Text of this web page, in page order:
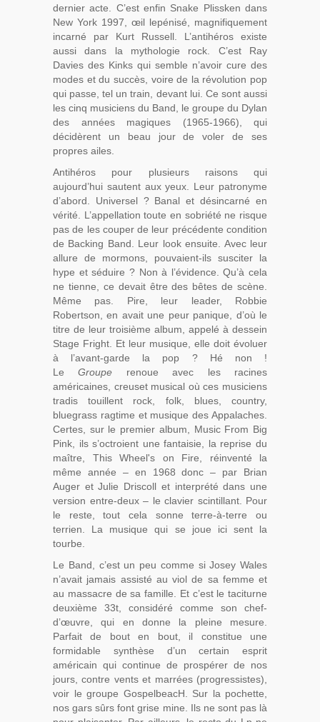
dernier acte. C’est enfin Snake Plissken dans
New York 1997, œil lepénisé, magnifiquement
incarné par Kurt Russell. L’antihéros existe
aussi dans la mythologie rock. C’est Ray
Davies des Kinks qui semble n’avoir cure des
modes et du succès, voire de la révolution pop
qui passe, tel un train, devant lui. Ce sont aussi
les cinq musiciens du Band, le groupe du Dylan
des années magiques (1965-1966), qui
décidèrent un beau jour de voler de ses
propres ailes.
Antihéros pour plusieurs raisons qui
aujourd’hui sautent aux yeux. Leur patronyme
d’abord. Universel ? Banal et désincarné en
vérité. L’appellation toute en sobriété ne risque
pas de les couper de leur précédente condition
de Backing Band. Leur look ensuite. Avec leur
allure de mormons, pouvaient-ils susciter la
hype et séduire ? Non à l’évidence. Qu’à cela
ne tienne, ce devait être des bêtes de scène.
Même pas. Pire, leur leader, Robbie
Robertson, en avait une peur panique, d’où le
titre de leur troisième album, appelé à dessein
Stage Fright. Et leur musique, elle doit évoluer
à l’avant-garde la pop ? Hé non !
LeGroupe renoue avec les racines
américaines, creuset musical où ces musiciens
tradis touillent rock, folk, blues, country,
bluegrass ragtime et musique des Appalaches.
Certes, sur le premier album, Music From Big
Pink, ils s’octroient une fantaisie, la reprise du
maître, This Wheel's on Fire, réinventé la
même année – en 1968 donc – par Brian
Auger et Julie Driscoll et interprété dans une
version entre-deux – le clavier scintillant. Pour
le reste, tout cela sonne terre-à-terre ou
terrien. La musique qui se joue ici sent la
tourbe.
Le Band, c’est un peu comme si Josey Wales
n’avait jamais assisté au viol de sa femme et
au massacre de sa famille. Et c’est le taciturne
deuxième 33t, considéré comme son chef-
d’œuvre, qui en donne la pleine mesure.
Parfait de bout en bout, il constitue une
formidable synthèse d’un certain esprit
américain qui continue de prospérer de nos
jours, contre vents et marrées (progressistes),
voir le groupe GospelbeacH. Sur la pochette,
nos gars sûrs font grise mine. Ils ne sont pas là